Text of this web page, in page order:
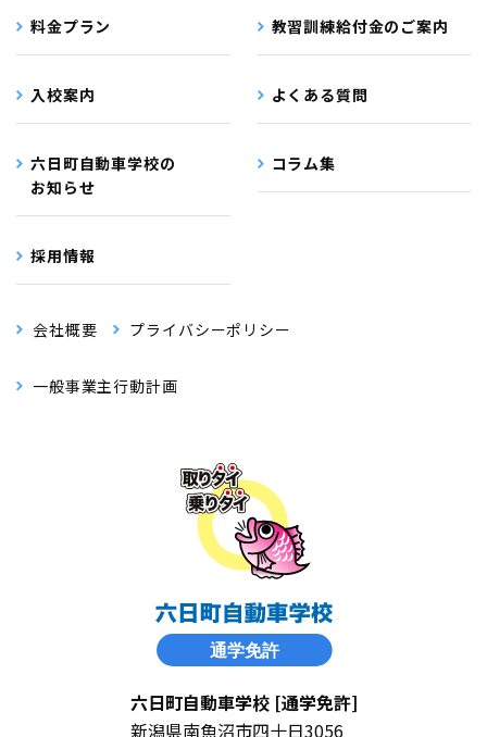
料金プラン 教習訓練給付金のご案内
入校案内 よくある質問
六日町自動車学校の
お知らせ
コラム集
採用情報
会社概要 プライバシーポリシー
一般事業主行動計画
六日町自動車学校 [通学免許]
新潟県南魚沼市四十日3056